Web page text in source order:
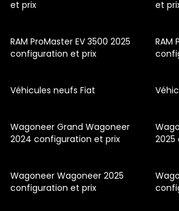
et prix
et
RAM ProMaster EV 3500 2025
configuration et prix
RAM
Véhicules neufs Fiat
Wagoneer Grand Wagoneer
2024 configuration et prix
Wagoneer Wagoneer 2025
configuration et prix